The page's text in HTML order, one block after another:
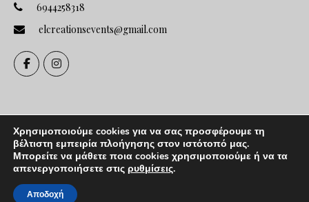
6944258318
elcreationsevents@gmail.com
Χρησιμοποιούμε cookies για να σας προσφέρουμε τη
βέλτιστη εμπειρία πλοήγησης στον ιστότοπό μας.
Μπορείτε να μάθετε ποια cookies χρησιμοποιούμε ή να τα
απενεργοποιήσετε στις ρυθμίσεις.
Αποδοχή